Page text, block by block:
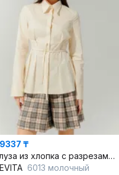
₸
Блуза из хлопка с разрезами, классического и делового стиля
6013 молочный